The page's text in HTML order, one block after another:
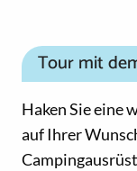
Tour mit
Haken Sie eine
auf Ihrer